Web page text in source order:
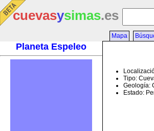
cuevasysimas.es
Planeta Espeleo
Mapa
Tipo:
Geología:
Estado: